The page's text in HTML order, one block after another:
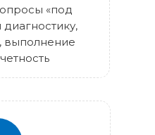
«под
выполнение